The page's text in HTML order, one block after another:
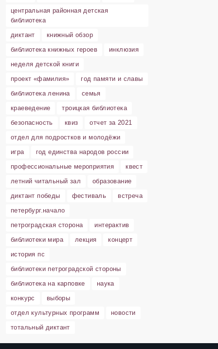
центральная районная детская
библиотека
диктант
книжный обзор
библиотека книжных героев
инклюзия
неделя детской книги
проект «фамилия»
год памяти и славы
библиотека ленина
семья
краеведение
троицкая библиотека
безопасность
квиз
отчет за 2021
отдел для подростков и молодёжи
игра
год единства народов россии
профессиональные мероприятия
квест
летний читальный зал
образование
диктант победы
фестиваль
встреча
петербург.начало
петроградская сторона
интерактив
библиотеки мира
лекция
концерт
история пс
библиотеки петроградской стороны
библиотека на карповке
наука
конкурс
выборы
отдел культурных программ
новости
тотальный диктант